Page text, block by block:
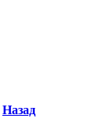
Назад